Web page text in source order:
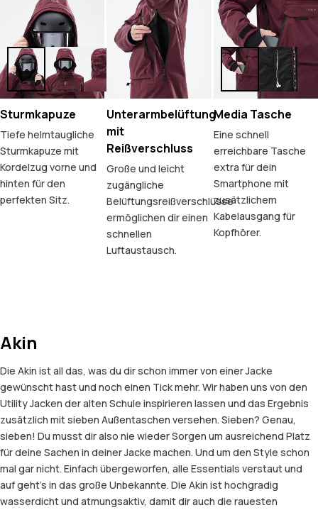
Sturmkapuze
Tiefe helmtaugliche
Sturmkapuze mit
Kordelzug vorne und
hinten für den
perfekten Sitz.
Unterarmbelüftung
mit
Reißverschluss
Große und leicht
zugängliche
Belüftungsreißverschlüsse
ermöglichen dir einen
schnellen
Luftaustausch.
Media Tasche
Eine schnell
erreichbare Tasche
extra für dein
Smartphone mit
zusätzlichem
Kabelausgang für
Kopfhörer.
Akin
Die Akin ist all das, was du dir schon immer von einer Jacke
gewünscht hast und noch einen Tick mehr. Wir haben uns von den
Utility Jacken der alten Schule inspirieren lassen und das Ergebnis
zusätzlich mit sieben Außentaschen versehen. Sieben? Genau,
sieben! Du musst dir also nie wieder Sorgen um ausreichend Platz
für deine Sachen in deiner Jacke machen. Und um den Style schon
mal gar nicht. Einfach übergeworfen, alle Essentials verstaut und
auf geht’s in das große Unbekannte. Die Akin ist hochgradig
wasserdicht und atmungsaktiv, damit dir auch die rauesten